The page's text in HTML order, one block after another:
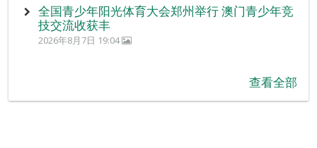
全国青少年阳光体育大会郑州举行 澳门青少年竞
技交流收获丰
2026年8月7日 19:04
查看全部